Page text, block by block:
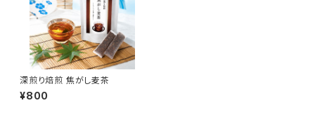
深煎り焙煎 焦がし麦茶
¥800